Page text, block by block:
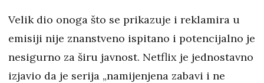
Velik dio onoga što se prikazuje i reklamira u
emisiji nije znanstveno ispitano i potencijalno je
nesigurno za širu javnost. Netflix je jednostavno
izjavio da je serija „namijenjena zabavi i ne